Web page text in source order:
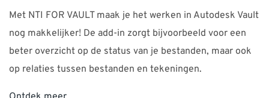
beter overzicht op de status van je bestanden, maar ook
op relaties tussen bestanden en tekeningen.
Ontdek meer